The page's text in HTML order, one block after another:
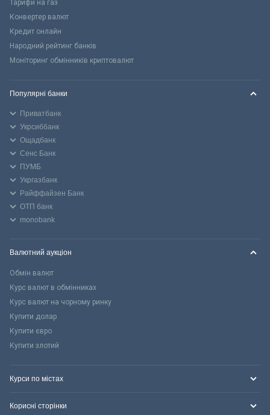
Тарифи на газ
Конвертер валют
Кредит онлайн
Народний рейтинг банків
Моніторинг обмінників криптовалют
Популярні банки
Приватбанк
Укрсиббанк
Ощадбанк
Сенс Банк
ПУМБ
Укргазбанк
Райффайзен Банк
ОТП банк
monobank
Валютний аукціон
Обмін валют
Курс валют в обмінниках
Курс валют на чорному ринку
Купити долар
Купити євро
Купити злотий
Курси по містах
Корисні сторінки